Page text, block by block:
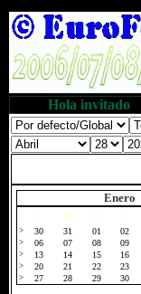
Hola invitado
Enero
M X J
> 30 31 01 02
> 06 07 08 09
> 13 14 15 16
> 20 21 22 23
> 27 28 29 30